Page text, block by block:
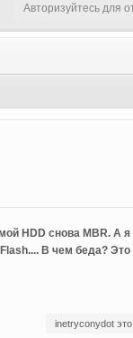
Авторизуйтесь для
HDD снова MBR. А я
В чем беда? Это
inetryconydot